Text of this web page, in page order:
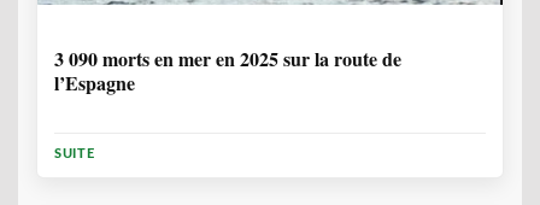
3 090 morts en mer en 2025 sur la route de
l’Espagne
SUITE